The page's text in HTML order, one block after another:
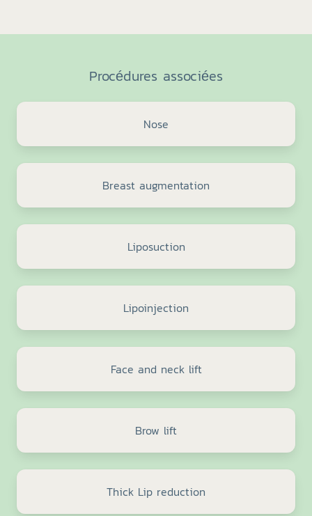
Procédures associées
Nose
Breast augmentation
Liposuction
Lipoinjection
Face and neck lift
Brow lift
Thick Lip reduction